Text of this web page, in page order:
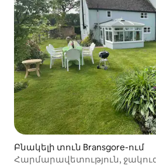
Բնակելի տուն Bransgore-ում
Հարմարավետություն,